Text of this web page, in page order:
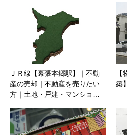
ＪＲ線【幕張本郷駅】｜不動
産の売却｜不動産を売りたい
方｜土地・戸建・マンショ…
築